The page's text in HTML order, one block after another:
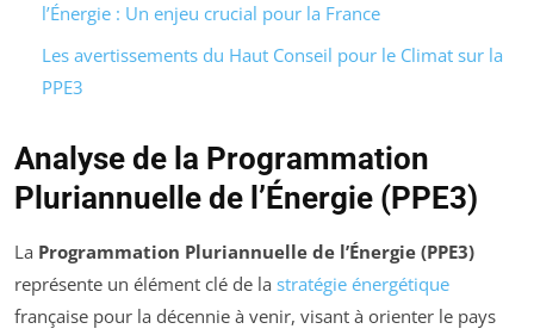
l’Énergie : Un enjeu crucial pour la France
Les avertissements du Haut Conseil pour le Climat sur la
PPE3
Analyse de la Programmation
Pluriannuelle de l’Énergie (PPE3)
La Programmation Pluriannuelle de l’Énergie (PPE3)
représente un élément clé de la stratégie énergétique
française pour la décennie à venir, visant à orienter le pays